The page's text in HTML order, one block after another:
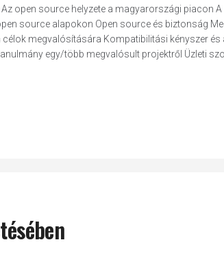
open source helyzete a magyarországi piacon
source alapokon Open source és biztonság
megvalósítására Kompatibilitási kényszer és
egy/több megvalósult projektről Üzleti